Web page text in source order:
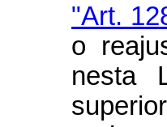
"Art.
o
nesta